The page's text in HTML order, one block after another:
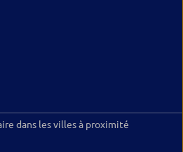
dans les villes à proximité